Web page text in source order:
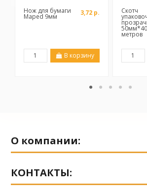
Нож для бумаги
Maped 9мм 3,72 р.
В корзину
Скотч
метров
О компании:
КОНТАКТЫ: